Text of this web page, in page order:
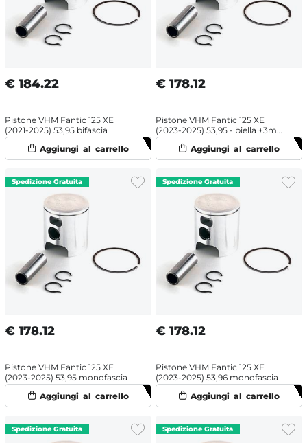
€ 184.22
Pistone VHM Fantic 125 XE
(2021-2025) 53,95 bifascia
€ 178.12
Pistone VHM Fantic 125 XE
(2023-2025) 53,95 - biella +3mm
monofascia
€ 178.12
Pistone VHM Fantic 125 XE
(2023-2025) 53,95 monofascia
€ 178.12
Pistone VHM Fantic 125 XE
(2023-2025) 53,96 monofascia